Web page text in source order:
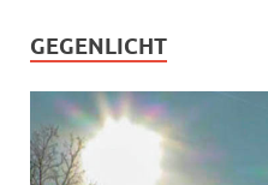
GEGENLICHT